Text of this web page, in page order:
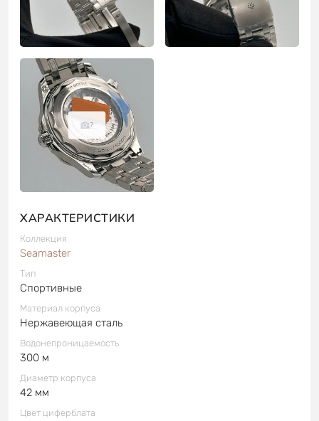
7
ХАРАКТЕРИСТИКИ
Коллекция
Seamaster
Тип
Спортивные
Материал корпуса
Нержавеющая сталь
Водонепроницаемость
300 м
Диаметр корпуса
42 мм
Цвет циферблата